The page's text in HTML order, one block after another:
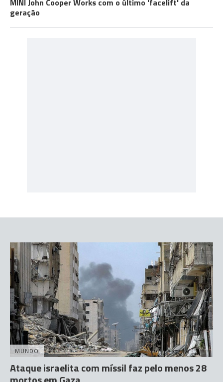
MINI John Cooper Works com o último 'facelift' da
geração
MUNDO
Ataque israelita com míssil faz pelo menos 28